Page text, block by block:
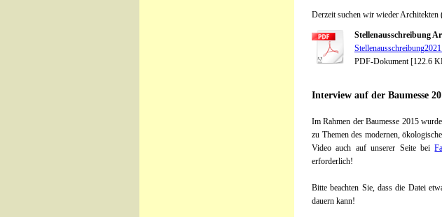
Derzeit suchen wir wieder Architekten
Stellenausschreibung
PDF-Dokument [122.6
Interview auf der Baumesse
Im Rahmen der Baumesse 2015
zu Themen des modernen,
Video auch auf unserer Seite bei
erforderlich!
Bitte beachten Sie, dass die Datei
dauern kann!